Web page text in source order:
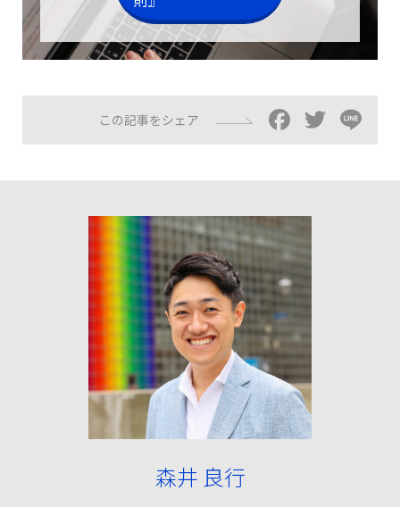
この記事をシェア
森井 良行